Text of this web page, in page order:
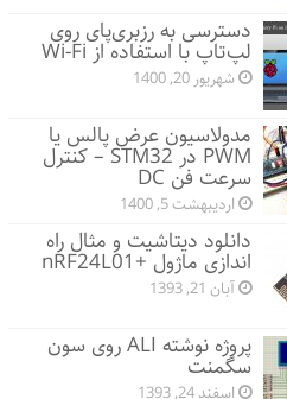
دسترسی به رزبری‌پای روی
لپ‌تاپ با استفاده از Wi-Fi
شهریور 20, 1400
مدولاسیون عرض پالس یا
PWM در STM32 – کنترل
سرعت فن DC
اردیبهشت 5, 1400
دانلود دیتاشیت و مثال راه
اندازی ماژول +nRF24L01
آبان 21, 1393
پروژه نوشته ALI روی سون
سگمنت
اسفند 24, 1393